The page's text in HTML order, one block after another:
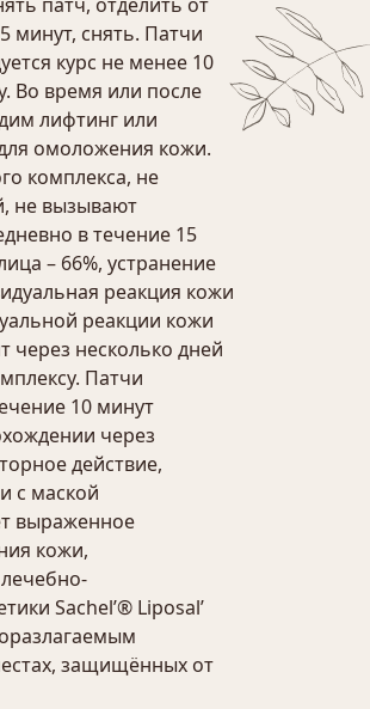
минут, снять. Патчи
курс не менее 10
Во время или после
лифтинг или
омоложения кожи.
комплекса, не
не вызывают
в течение 15
– 66%, устранение
реакция кожи
реакции кожи
через несколько дней
Патчи
10 минут
через
действие,
с маской
выраженное
кожи,
Sachel’® Liposal’
защищённых от